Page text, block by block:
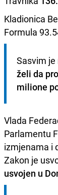
Kladionica
Formula
Sasvim
želi da
milione
Vlada
Parlamentu
izmjenama i
Zakon je
usvojen u